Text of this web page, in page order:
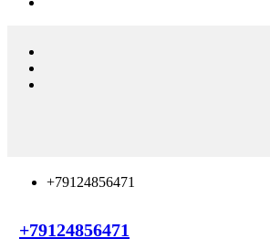
+79124856471
+79124856471